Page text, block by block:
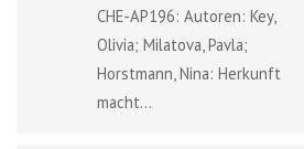
CHE-AP196: Autoren: Key,
Olivia; Milatova, Pavla;
Horstmann, Nina: Herkunft
macht...